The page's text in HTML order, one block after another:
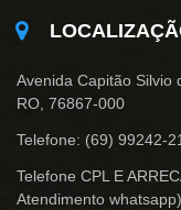
Avenida Capitão Silvio
RO, 76867-000
Telefone: (69) 99242-
Telefone CPL E
Atendimento whatsapp)